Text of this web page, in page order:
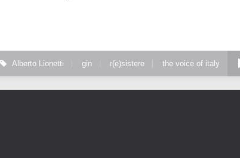
Alberto Lionetti gin r(e)sistere the voice of italy